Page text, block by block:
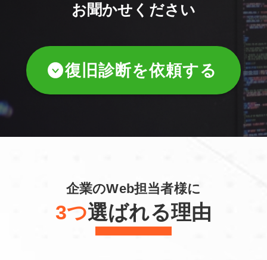
お聞かせください
復旧診断を依頼する
企業のWeb担当者様に
3つ選ばれる理由